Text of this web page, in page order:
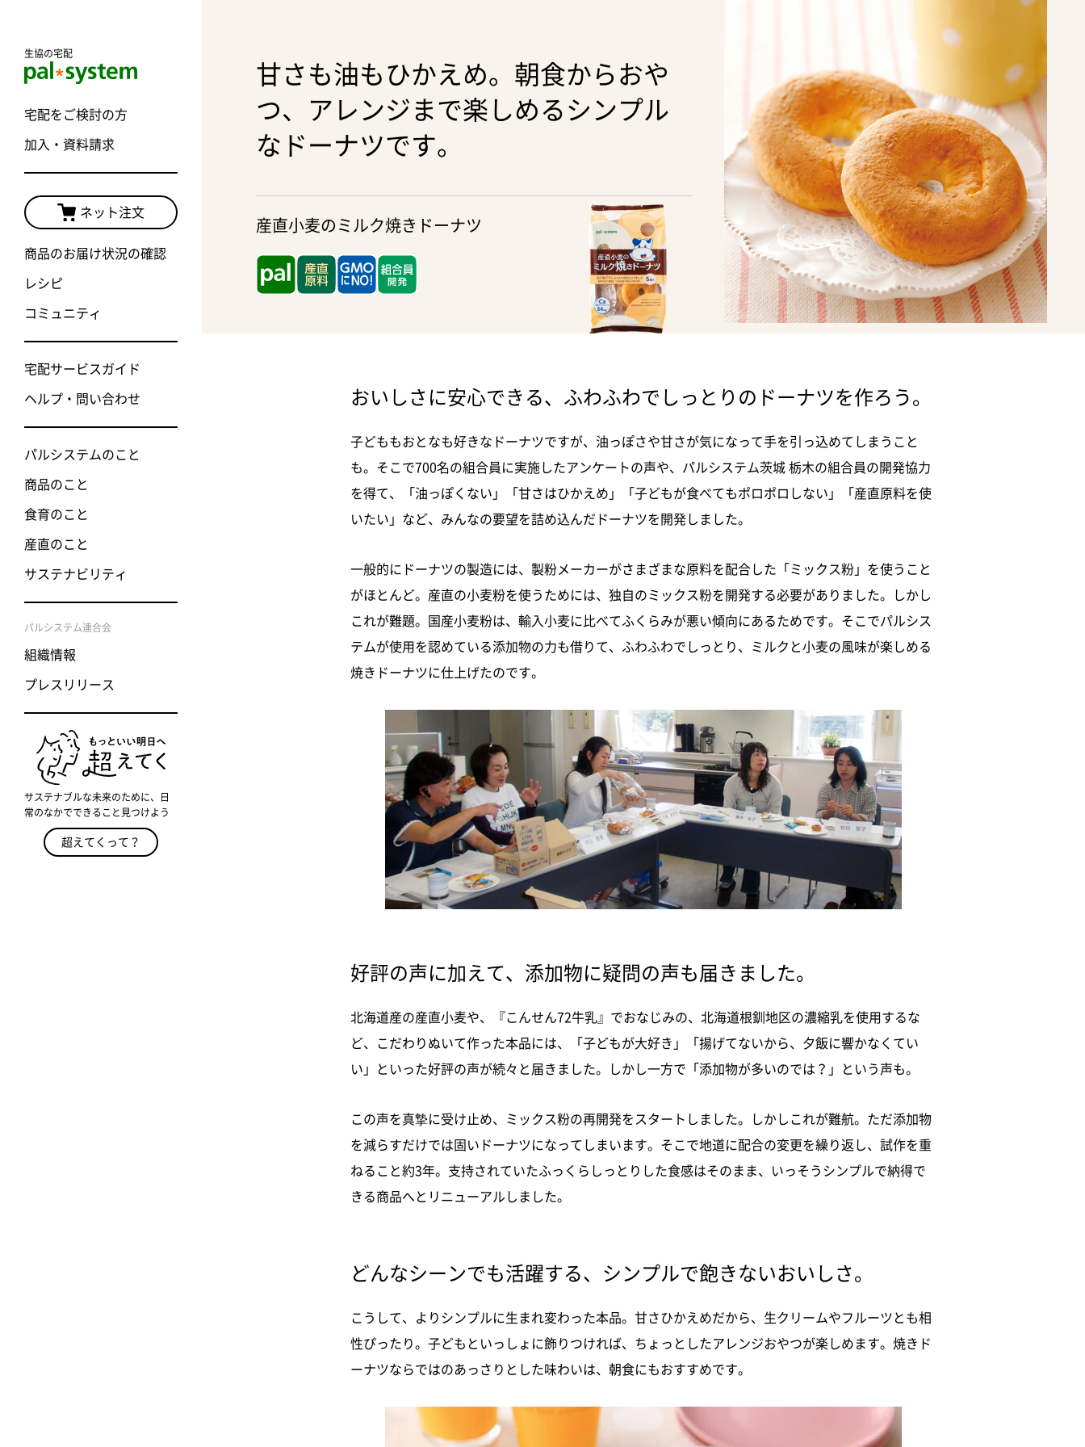
生協の宅配
宅配をご検討の方
加入・資料請求
ネット注文
商品のお届け状況の確認
レシピ
コミュニティ
宅配サービスガイド
ヘルプ・問い合わせ
パルシステムのこと
商品のこと
食育のこと
産直のこと
サステナビリティ
パルシステム連合会
組織情報
プレスリリース
サステナブルな未来のために、日
常のなかでできること見つけよう
超えてくって？
甘さも油もひかえめ。朝食からおや
つ、アレンジまで楽しめるシンプル
なドーナツです。
産直小麦のミルク焼きドーナツ
おいしさに安心できる、ふわふわでしっとりのドーナツを作ろう。
子どももおとなも好きなドーナツですが、油っぽさや甘さが気になって手を引っ込めてしまうこと
も。そこで700名の組合員に実施したアンケートの声や、
パルシステム茨城 栃木の組合員の開発協力
を得て、「油っぽくない」「甘さはひかえめ」「子どもが食べてもポロポロしない」「産直原料を使
いたい」など、みんなの要望を詰め込んだドーナツを開発しました。
一般的にドーナツの製造には、製粉メーカーがさまざまな原料を配合した「ミックス粉」を使うこと
がほとんど。産直の小麦粉を使うためには、独自のミックス粉を開発する必要がありました。しかし
これが難題。国産小麦粉は、輸入小麦に比べてふくらみが悪い傾向にあるためです。そこでパルシス
テムが使用を認めている添加物の力も借りて、ふわふわでしっとり、ミルクと小麦の風味が楽しめる
焼きドーナツに仕上げたのです。
好評の声に加えて、添加物に疑問の声も届きました。
北海道産の産直小麦や、『こんせん72牛乳』でおなじみの、北海道根釧地区の濃縮乳を使用するな
ど、こだわりぬいて作った本品には、「子どもが大好き」「揚げてないから、夕飯に響かなくてい
い」といった好評の声が続々と届きました。しかし一方で「添加物が多いのでは？」という声も。
この声を真摯に受け止め、ミックス粉の再開発をスタートしました。しかしこれが難航。ただ添加物
を減らすだけでは固いドーナツになってしまいます。そこで地道に配合の変更を繰り返し、試作を重
ねること約3年。支持されていたふっくらしっとりした食感はそのまま、いっそうシンプルで納得で
きる商品へと リニューアルしました。
どんなシーンでも活躍する、シンプルで飽きないおいしさ。
こうして、よりシンプルに生まれ変わった本品。甘さひかえめだから、生クリームやフルーツとも相
性ぴったり。子どもといっしょに飾りつければ、ちょっとしたアレンジおやつが楽しめます。焼きド
ーナツならではのあっさりとした味わいは、朝食にもおすすめです。